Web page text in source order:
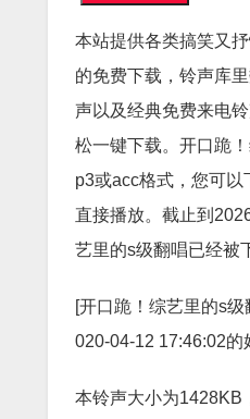
本站提供各类搞笑又
的免费下载，铃声库
声以及经典免费来电
松一键下载。开口跪
p3或acc格式，您可以
直接播放。截止到
艺里的s级翻唱已经被
[开口跪！综艺里的s
020-04-12 17:46:02的
本铃声大小为1428KB